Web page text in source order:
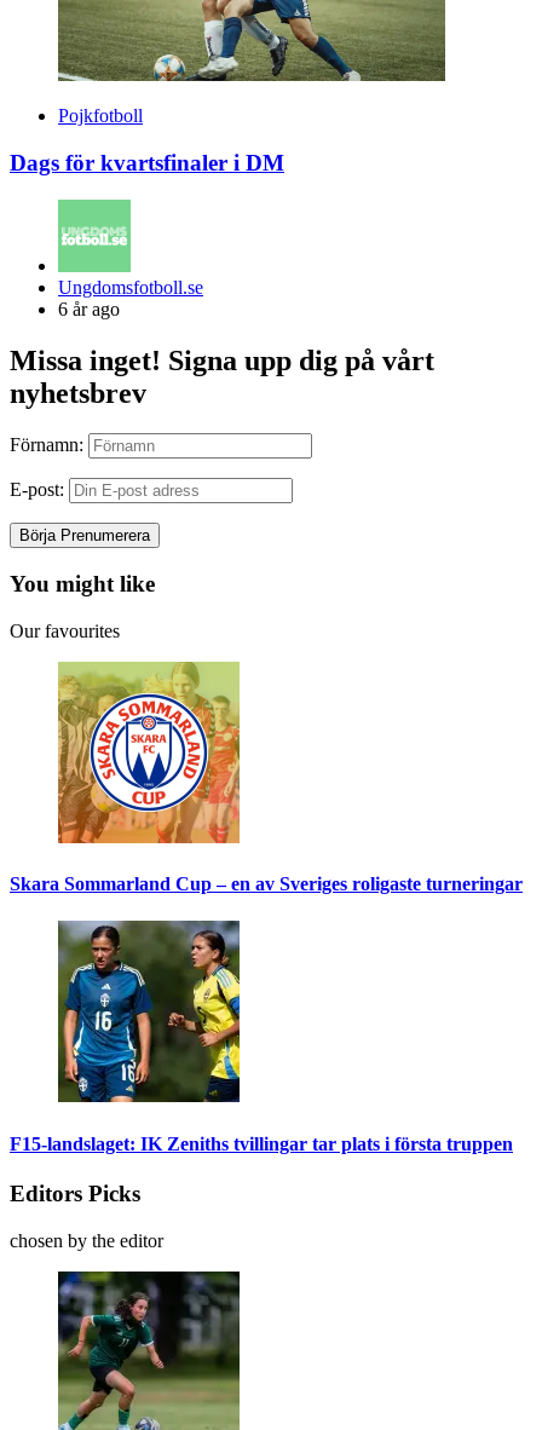
Pojkfotboll
Dags för kvartsfinaler i DM
Posted
by
Ungdomsfotboll.se
6 år ago
Missa inget! Signa upp dig på vårt
nyhetsbrev
Förnamn:
E-post:
You might like
Our favourites
Skara Sommarland Cup – en av Sveriges roligaste turneringar
F15-landslaget: IK Zeniths tvillingar tar plats i första truppen
Editors Picks
chosen by the editor